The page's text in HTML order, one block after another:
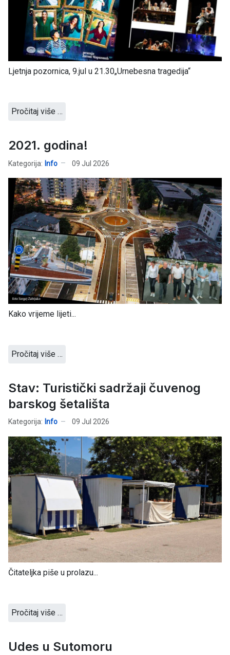
Ljetnja pozornica, 9.jul u 21.30„Urnebesna tragedija“
Pročitaj više …
2021. godina!
Kategorija: Info 09 Jul 2026
Kako vrijeme lijeti...
Pročitaj više …
Stav: Turistički sadržaji čuvenog
barskog šetališta
Kategorija: Info 09 Jul 2026
Čitateljka piše u prolazu...
Pročitaj više …
Udes u Sutomoru